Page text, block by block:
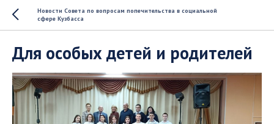
Новости Совета по вопросам попечительства в социальной
сфере Кузбасса
Для особых детей и родителей